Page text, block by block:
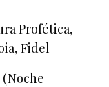
Profética,
Fidel
(Noche